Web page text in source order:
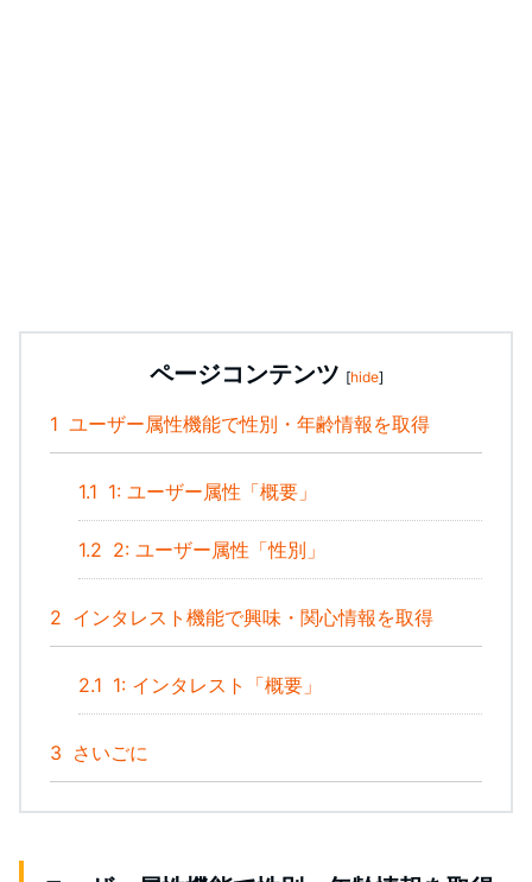
ページコンテンツ [hide]
1 ユーザー属性機能で性別・年齢情報を取得
1.1 1: ユーザー属性「概要」
1.2 2: ユーザー属性「性別」
2 インタレスト機能で興味・関心情報を取得
2.1 1: インタレスト「概要」
3 さいごに